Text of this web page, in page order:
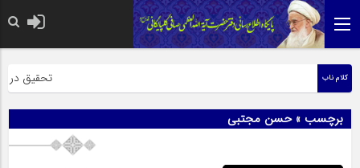
کلام ناب تحقیق در
برچسب » حسن مجتبی